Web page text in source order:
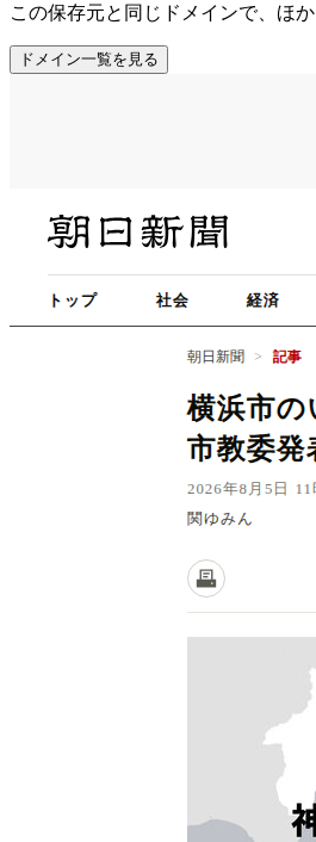
この保存元と同じドメインで、ほ
ドメイン一覧を見る